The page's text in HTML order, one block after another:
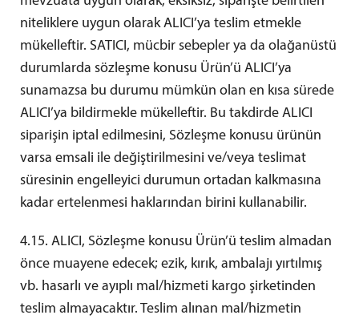
niteliklere uygun olarak ALICI’ya teslim etmekle
mükelleftir. SATICI, mücbir sebepler ya da olağanüstü
durumlarda sözleşme konusu Ürün’ü ALICI’ya
sunamazsa bu durumu mümkün olan en kısa sürede
ALICI’ya bildirmekle mükelleftir. Bu takdirde ALICI
siparişin iptal edilmesini, Sözleşme konusu ürünün
varsa emsali ile değiştirilmesini ve/veya teslimat
süresinin engelleyici durumun ortadan kalkmasına
kadar ertelenmesi haklarından birini kullanabilir.
4.15. ALICI, Sözleşme konusu Ürün’ü teslim almadan
önce muayene edecek; ezik, kırık, ambalajı yırtılmış
vb. hasarlı ve ayıplı mal/hizmeti kargo şirketinden
teslim almayacaktır. Teslim alınan mal/hizmetin